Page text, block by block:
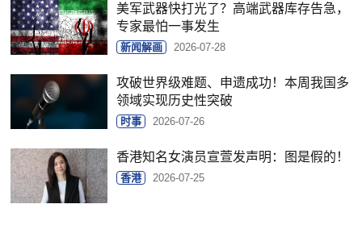
美军武器快打光了？高端武器库存告急，
专家最怕一事发生
新闻解画 2026-07-28
攻破世界级难题、申遗成功！本周我国多
领域实现历史性突破
时事 2026-07-26
香港知名女演员宣萱发声明：图是假的！
香港 2026-07-25